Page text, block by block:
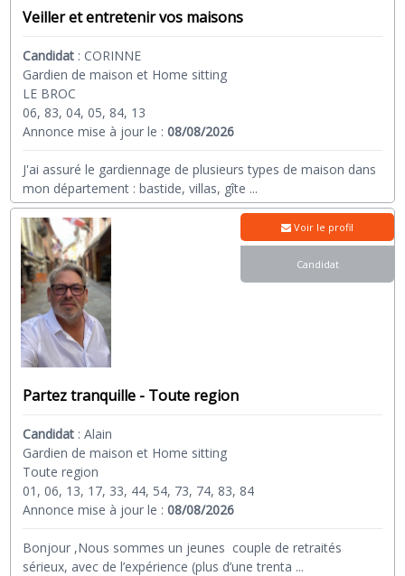
Veiller et entretenir vos maisons
Candidat : CORINNE
Gardien de maison et Home sitting
LE BROC
06, 83, 04, 05, 84, 13
Annonce mise à jour le :08/08/2026
J'ai assuré le gardiennage de plusieurs types de maison dans
mon département : bastide, villas, gîte ...
Partez tranquille - Toute region
Candidat :Alain
Gardien de maison et Home sitting
Toute region
01, 06, 13, 17, 33, 44, 54, 73, 74, 83, 84
Annonce mise à jour le :08/08/2026
Bonjour ,Nous sommes un jeunes couple de retraités
sérieux, avec de l’expérience (plus d’une trenta ...
Voir le profil
Candidat